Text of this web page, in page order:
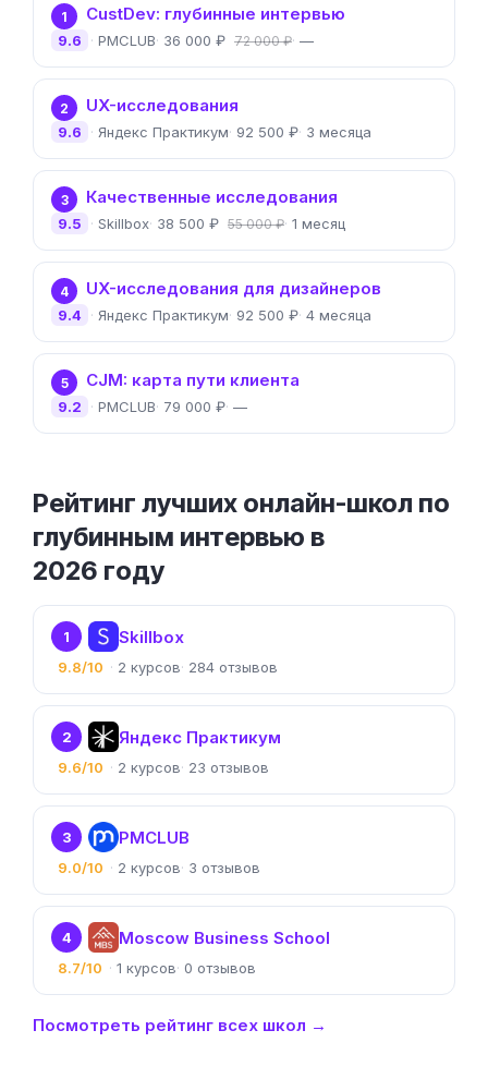
1 CustDev: глубинные интервью
PMCLUB 36 000 ₽ 72 000 ₽ —
9.6
2 UX-исследования
Яндекс Практикум 92 500 ₽ 3 месяца
9.6
3 Качественные исследования
Skillbox 38 500 ₽ 55 000 ₽ 1 месяц
9.5
4 UX-исследования для дизайнеров
Яндекс Практикум 92 500 ₽ 4 месяца
9.4
5 CJM: карта пути клиента
PMCLUB 79 000 ₽ —
9.2
Рейтинг лучших онлайн-школ по
глубинным интервью в
2026 году
1 Skillbox
9.8/10 2 284
2 Яндекс Практикум
9.6/10 2 23
3 PMCLUB
9.0/10 2 3
4 Moscow Business School
8.7/10 1 0
Посмотреть рейтинг всех школ →